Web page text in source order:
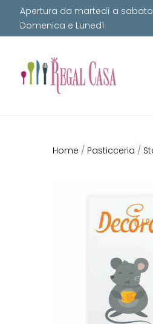
Apertura da martedì a sabato:
Domenica e Lunedì
Home / Pasticceria /